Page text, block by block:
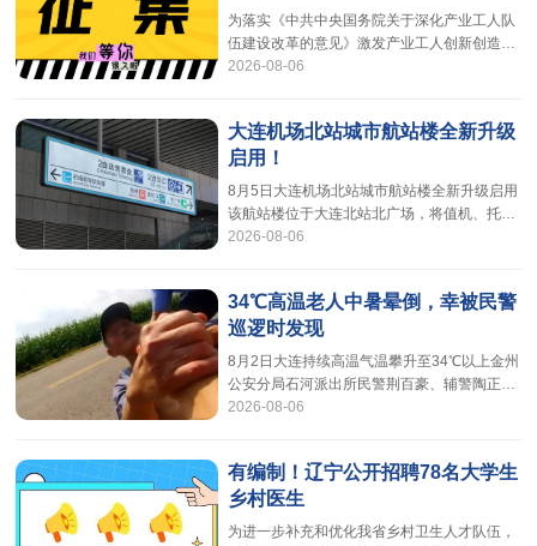
玩的这几天，白天烈日烘烤、夜间车内持续积
热，装药的行李箱多数时间都在高温环境里。
这两天，张女士每天按时服药，却反复头痛
为落实《中共中央国务院关于深化产业工人队
伍建设改革的意见》激发产业工人创新创造活
力大力弘扬劳模精神、劳动精神、工匠精神团
信息化部、人力资源社会保障部决定开展第八
届全国职工优秀技术创新成果交流活动活动内
容职工优秀技术创新成果、职工“五小”（小发
明、小创造、小革新、小设计、小建议）成果
的征集、展示、交流。征集条件（一）职工
2026-08-06
大连机场北站城市航站楼全新升级
启用！
8月5日大连机场北站城市航站楼全新升级启用
该航站楼位于大连北站北广场，将值机、托运
等乘机手续办理环节前置，并配套接驳服务，
网络深度融合迈入新阶段。该航站楼日常运营
时间为每日8:00至18:30，可为旅客提供航班
信息查询、值机选座、行李预安检、行李托
运、机场专线巴士接驳等一站式航空服务。手
续办理方面旅客可在航班起飞前12
2026-08-06
34℃高温老人中暑晕倒，幸被民警
巡逻时发现
8月2日大连持续高温气温攀升至34℃以上金州
公安分局石河派出所民警荆百豪、辅警陶正原
在辖区进行日常巡逻时发现一位八旬老人倒在
滚烫老人处境十分危险两人立即上前小心将老
人搀扶上警车打开空调为其降温民警一边查看
老人身体状况一边轻声安抚见老人神情仍有些
2026-08-06
有编制！辽宁公开招聘78名大学生
乡村医生
为进一步补充和优化我省乡村卫生人才队伍，